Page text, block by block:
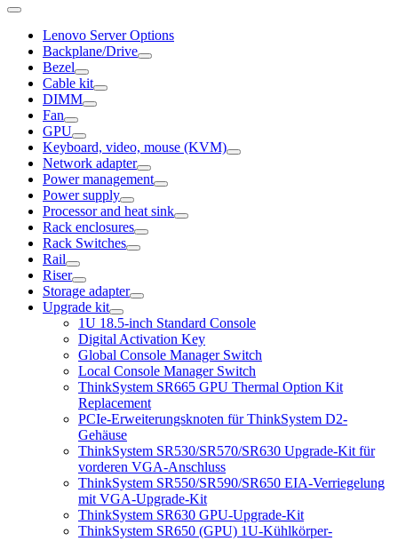
Lenovo Server Options
Backplane/Drive
Bezel
Cable kit
DIMM
Fan
GPU
Keyboard, video, mouse (KVM)
Network adapter
Power management
Power supply
Processor and heat sink
Rack enclosures
Rack Switches
Rail
Riser
Storage adapter
Upgrade kit
1U 18.5-inch Standard Console
Digital Activation Key
Global Console Manager Switch
Local Console Manager Switch
ThinkSystem SR665 GPU Thermal Option Kit
Replacement
PCIe-Erweiterungsknoten für ThinkSystem D2-
Gehäuse
ThinkSystem SR530/SR570/SR630 Upgrade-Kit für
vorderen VGA-Anschluss
ThinkSystem SR550/SR590/SR650 EIA-Verriegelung
mit VGA-Upgrade-Kit
ThinkSystem SR630 GPU-Upgrade-Kit
ThinkSystem SR650 (GPU) 1U-Kühlkörper-